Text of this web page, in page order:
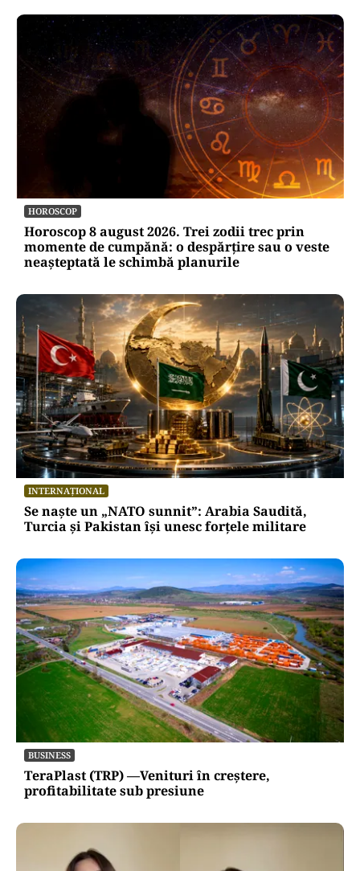
HOROSCOP
Horoscop 8 august 2026. Trei zodii trec prin
momente de cumpănă: o despărțire sau o veste
neașteptată le schimbă planurile
INTERNAȚIONAL
Se naște un „NATO sunnit”: Arabia Saudită,
Turcia și Pakistan își unesc forțele militare
BUSINESS
TeraPlast (TRP) —Venituri în creștere,
profitabilitate sub presiune